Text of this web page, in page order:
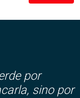
por
sino por